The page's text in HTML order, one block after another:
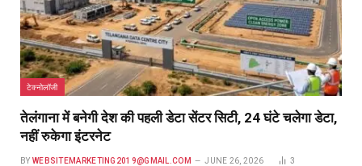
टेक्नोलॉजी
तेलंगाना में बनेगी देश की पहली डेटा सेंटर सिटी, 24 घंटे चलेगा डेटा,
नहीं रुकेगा इंटरनेट
BY WEBSITEMARKETING2019@GMAIL.COM JUNE 26, 2026 3